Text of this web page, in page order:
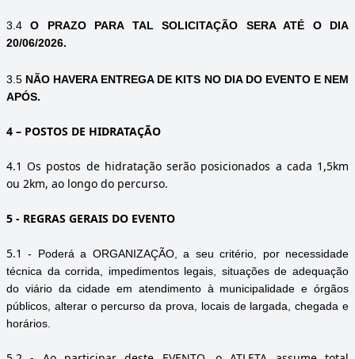
3.4O PRAZO PARA TAL SOLICITAÇÃO SERA ATÉ O DIA
20/06/2026.
3.5 NÃO HAVERA ENTREGA DE KITS NO DIA DO EVENTO E NEM
APÓS.
4 – POSTOS DE HIDRATAÇÃO
4.1 Os postos de hidratação serão posicionados a cada 1,5km
ou 2km, ao longo do percurso.
5 - REGRAS GERAIS DO EVENTO
5.1- Poderá a ORGANIZAÇÃO, a seu critério, por necessidade
técnica da corrida, impedimentos legais, situações de adequação
do viário da cidade em atendimento à municipalidade e órgãos
públicos, alterar o percurso da prova, locais de largada, chegada e
horários.